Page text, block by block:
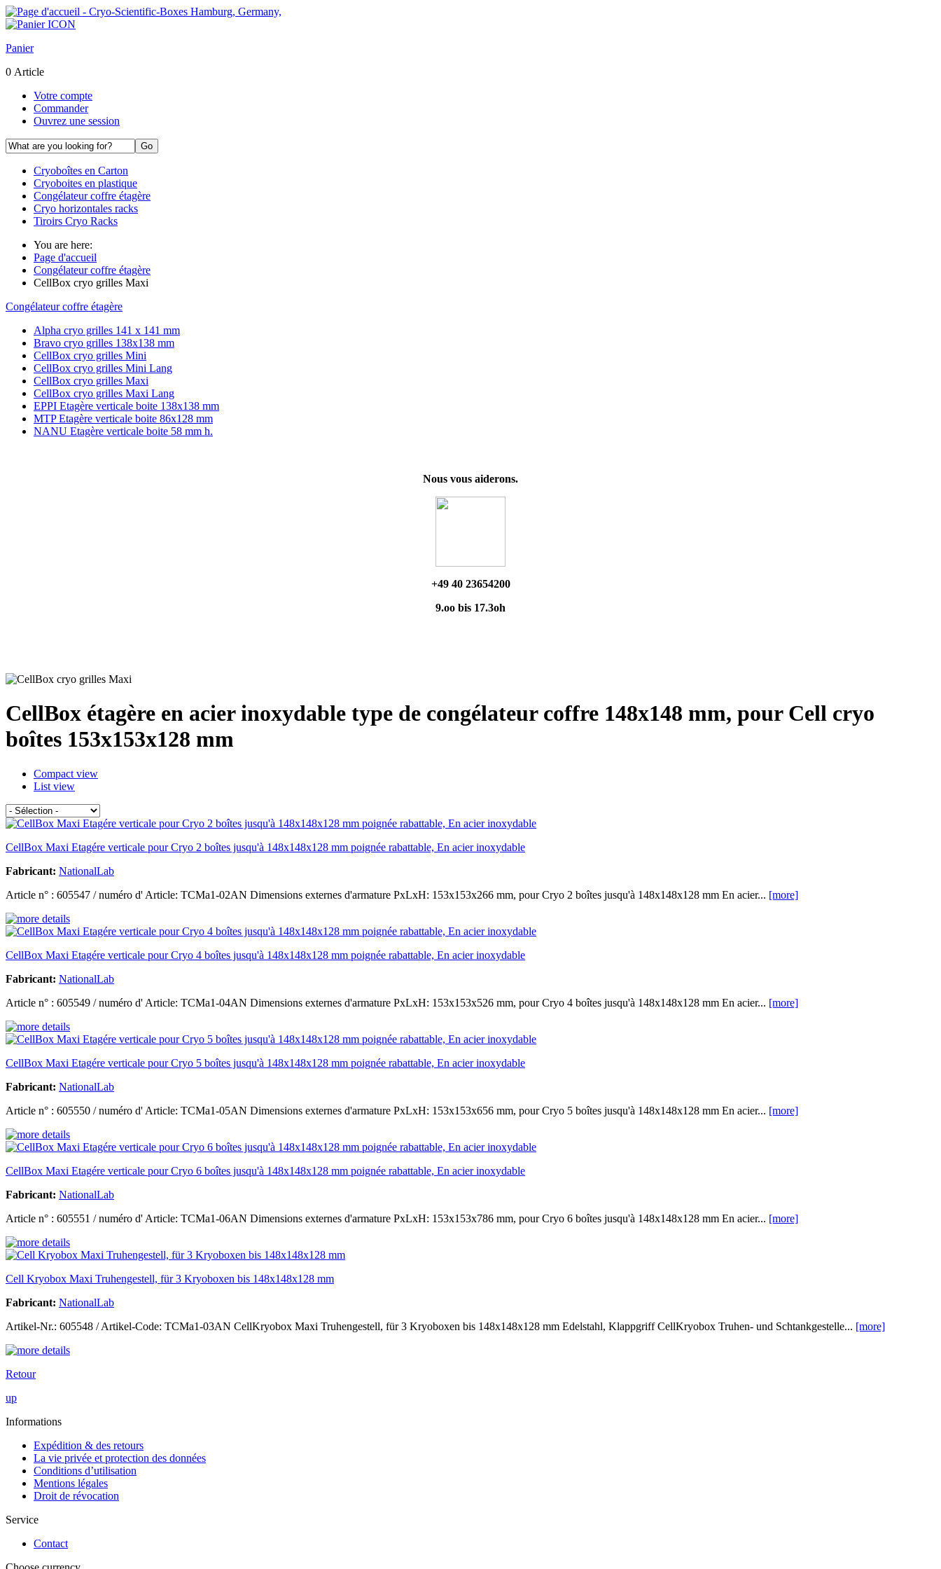
Panier
0 Article
Votre compte
Commander
Ouvrez une session
Cryoboîtes en Carton
Cryoboites en plastique
Congélateur coffre étagère
Cryo horizontales racks
Tiroirs Cryo Racks
You are here:
Page d'accueil
Congélateur coffre étagère
CellBox cryo grilles Maxi
Congélateur coffre étagère
Alpha cryo grilles 141 x 141 mm
Bravo cryo grilles 138x138 mm
CellBox cryo grilles Mini
CellBox cryo grilles Mini Lang
CellBox cryo grilles Maxi
CellBox cryo grilles Maxi Lang
EPPI Etagère verticale boite 138x138 mm
MTP Etagère verticale boite 86x128 mm
NANU Etagère verticale boite 58 mm h.
Nous vous aiderons.
+49 40 23654200
9.oo bis 17.3oh
CellBox étagère en acier inoxydable type de congélateur coffre 148x148 mm, pour Cell cryo
boîtes 153x153x128 mm
Compact view
List view
CellBox Maxi Etagére verticale pour Cryo 2 boîtes jusqu'à 148x148x128 mm poignée rabattable, En acier inoxydable
Fabricant: NationalLab
Article n° : 605547 / numéro d' Article: TCMa1-02AN Dimensions externes d'armature PxLxH: 153x153x266 mm, pour Cryo 2 boîtes jusqu'à 148x148x128 mm En acier... [more]
CellBox Maxi Etagére verticale pour Cryo 4 boîtes jusqu'à 148x148x128 mm poignée rabattable, En acier inoxydable
Fabricant: NationalLab
Article n° : 605549 / numéro d' Article: TCMa1-04AN Dimensions externes d'armature PxLxH: 153x153x526 mm, pour Cryo 4 boîtes jusqu'à 148x148x128 mm En acier... [more]
CellBox Maxi Etagére verticale pour Cryo 5 boîtes jusqu'à 148x148x128 mm poignée rabattable, En acier inoxydable
Fabricant: NationalLab
Article n° : 605550 / numéro d' Article: TCMa1-05AN Dimensions externes d'armature PxLxH: 153x153x656 mm, pour Cryo 5 boîtes jusqu'à 148x148x128 mm En acier... [more]
CellBox Maxi Etagére verticale pour Cryo 6 boîtes jusqu'à 148x148x128 mm poignée rabattable, En acier inoxydable
Fabricant: NationalLab
Article n° : 605551 / numéro d' Article: TCMa1-06AN Dimensions externes d'armature PxLxH: 153x153x786 mm, pour Cryo 6 boîtes jusqu'à 148x148x128 mm En acier... [more]
Cell Kryobox Maxi Truhengestell, für 3 Kryoboxen bis 148x148x128 mm
Fabricant: NationalLab
Artikel-Nr.: 605548 / Artikel-Code: TCMa1-03AN CellKryobox Maxi Truhengestell, für 3 Kryoboxen bis 148x148x128 mm Edelstahl, Klappgriff CellKryobox Truhen- und Schtankgestelle... [more]
Retour
up
Informations
Expédition & des retours
La vie privée et protection des données
Conditions d’utilisation
Mentions légales
Droit de révocation
Service
Contact